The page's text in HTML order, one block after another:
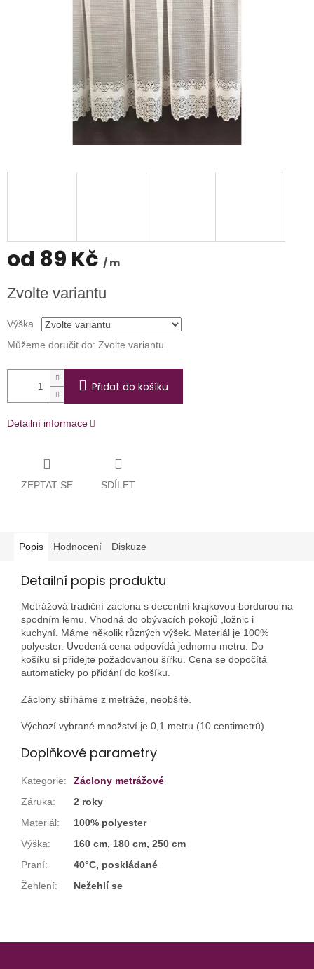
od 89 Kč / m
cena:
Zvolte variantu
Výška
Můžeme doručit do: Zvolte variantu
Přidat do košíku
Detailní informace
ZEPTAT SE SDÍLET
Popis Hodnocení Diskuze
Detailní popis produktu
Metrážová tradiční záclona s decentní krajkovou bordurou na
spodním lemu. Vhodná do obývacích pokojů ,ložnic i
kuchyní. Máme několik různých výšek. Materiál je 100%
polyester. Uvedená cena odpovídá jednomu metru. Do
košíku si přidejte požadovanou šířku. Cena se dopočítá
automaticky po přidání do košíku.
Záclony stříháme z metráže, neobšité.
Výchozí vybrané množství je 0,1 metru (10 centimetrů).
Doplňkové parametry
Kategorie:
Záclony metrážové
Záruka:
2 roky
Materiál:
100% polyester
Výška:
160 cm, 180 cm, 250 cm
Praní:
40°C, poskládané
Žehlení: Nežehlí se